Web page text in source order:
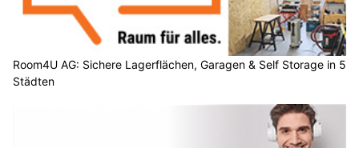
Room4U AG: Sichere Lagerflächen, Garagen & Self Storage in 5
Städten